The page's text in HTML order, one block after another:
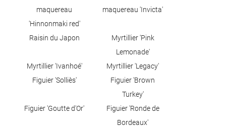
maquereau
'Hinnonmaki red'
maquereau 'Invicta'
Raisin du Japon
Myrtillier 'Pink
Lemonade'
Myrtillier 'Ivanhoé'
Myrtillier 'Legacy'
Figuier 'Solliès'
Figuier 'Brown
Turkey'
Figuier 'Goutte d'Or'
Figuier 'Ronde de
Bordeaux'